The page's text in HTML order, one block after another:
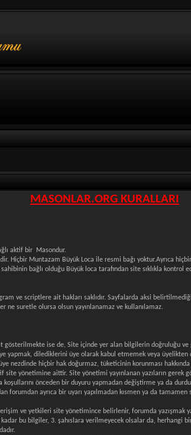
MASONLAR.ORG KURALLARI
aktif bir Masondur.
Hiçbir Muntazam Büyük Loca ile resmi bağı yoktur.Ayrıca
bağlı olduğu Büyük loca tarafından site sıklıkla kontrol
ve scriptlere ait hakları saklıdır. Sayfalarda aksi
ne suretle olursa olsun yayınlanamaz ve kullanılamaz.
gösterilmekte ise de, Site içinde yer alan bilgilerin doğruluğu
dilediklerini üye olarak kabul etmemek veya
nezdinde hiçbir hak doğurmaz, tüketicinin korunması
yönetimine aittir. Site yönetimi yayınlanan yazıların gerek
önceden bir duyuru yapmadan değiştirme ya da
forumdan ayrıca bir uyarı yapılmadan kısmen ya da
ve yetkileri site yönetimince belirlenir, forumda yazışmak
bu bilgiler, 3. şahıslara verilmeyecek olsalar da,